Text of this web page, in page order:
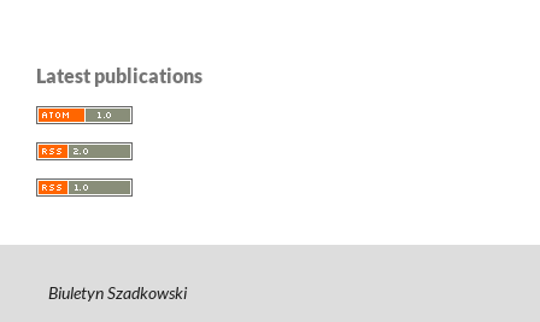
Latest publications
Biuletyn Szadkowski